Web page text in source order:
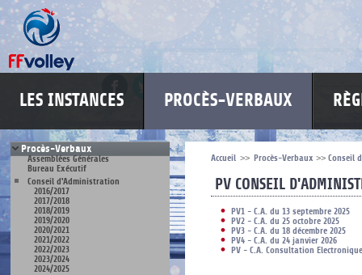
LES INSTANCES PROCÈS-VERBAUX
Procès-Verbaux
Assemblées Générales
Bureau Exécutif
Conseil d'Administration
2016/2017
2017/2018
2018/2019
2019/2020
2020/2021
2021/2022
2022/2023
2023/2024
2024/2025
Accueil >> Procès-Verbaux >> Conseil
PV CONSEIL
PV1 - C.A. du 13 septembre 2025
PV2 - C.A. du 25 octobre 2025
PV3 - C.A. du 18 décembre 2025
PV4 - C.A. du 24 janvier 2026
PV - C.A. Consultation